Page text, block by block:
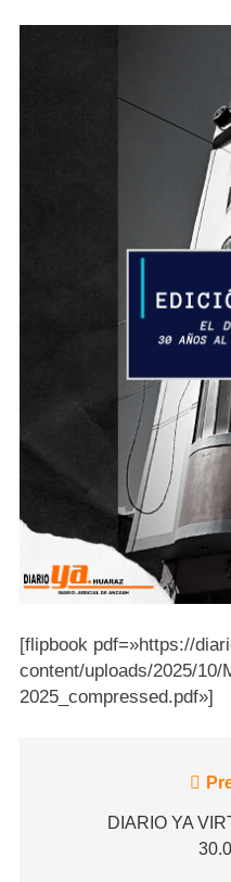
[flipbook pdf=»https://
content/uploads/2025/
2025_compressed.pdf»]
DIARIO YA